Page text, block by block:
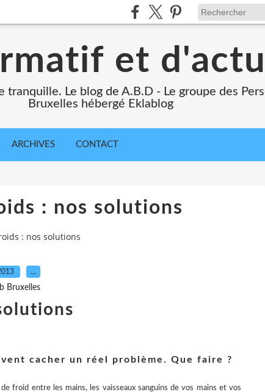
et
tranquille. Le blog de A.B.D - Le groupe des
Bruxelles hébergé Eklablog
ARCHIVES CONTACT
: nos solutions
: nos solutions
…
Bruxelles
cacher un réel problème. Que faire ?
froid entre les mains, les vaisseaux sanguins de vos mains et vos